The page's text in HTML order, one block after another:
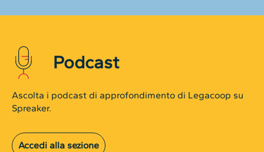
Podcast
Ascolta i podcast di approfondimento di Legacoop su
Spreaker.
Accedi alla sezione